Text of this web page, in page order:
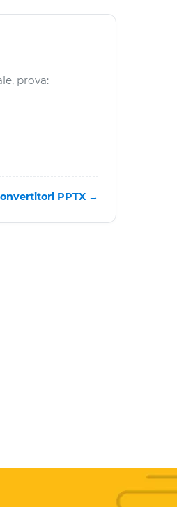
prova:
PPTX →